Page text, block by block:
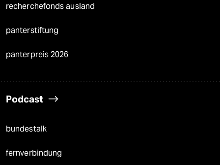
recherchefonds ausland
panterstiftung
panterpreis 2026
Podcast
bundestalk
fernverbindung